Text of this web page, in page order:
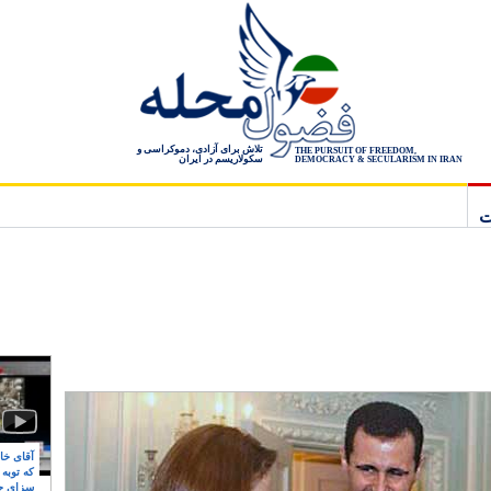
THE PURSUIT OF FREEDOM,
DEMOCRACY & SECULARISM IN IRAN
تلاش برای آزادی، دموکراسی و
سکولاریسم در ایران
آقای
که
سزای